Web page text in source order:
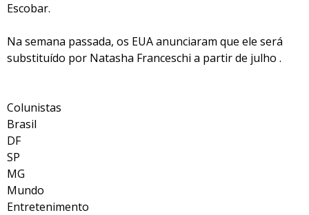
Escobar.
Na semana passada, os EUA anunciaram que ele será
substituído por Natasha Franceschi a partir de julho .
Colunistas
Brasil
DF
SP
MG
Mundo
Entretenimento